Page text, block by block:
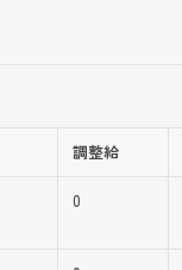
調整給
0